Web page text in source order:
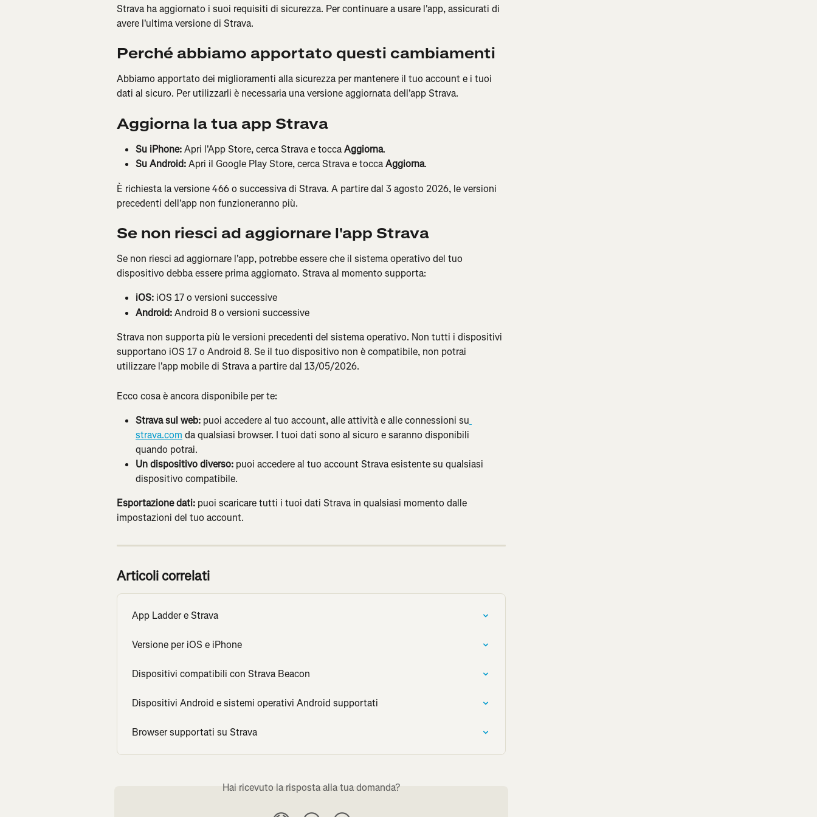
Strava ha aggiornato i suoi requisiti di sicurezza. Per continuare a usare l'app, assicurati di
avere l'ultima versione di Strava.
Perché abbiamo apportato questi cambiamenti
Abbiamo apportato dei miglioramenti alla sicurezza per mantenere il tuo account e i tuoi
dati al sicuro. Per utilizzarli è necessaria una versione aggiornata dell'app Strava.
Aggiorna la tua app Strava
Su iPhone: Apri l'App Store, cerca Strava e tocca Aggiorna.
Su Android: Apri il Google Play Store, cerca Strava e tocca Aggiorna.
È richiesta la versione 466 o successiva di Strava. A partire dal 3 agosto 2026, le versioni
precedenti dell'app non funzioneranno più.
Se non riesci ad aggiornare l'app Strava
Se non riesci ad aggiornare l'app, potrebbe essere che il sistema operativo del tuo
dispositivo debba essere prima aggiornato. Strava al momento supporta:
iOS: iOS 17 o versioni successive
Android: Android 8 o versioni successive
Strava non supporta più le versioni precedenti del sistema operativo. Non tutti i dispositivi
supportano iOS 17 o Android 8. Se il tuo dispositivo non è compatibile, non potrai
utilizzare l'app mobile di Strava a partire dal 13/05/2026.
Ecco cosa è ancora disponibile per te:
Strava sul web: puoi accedere al tuo account, alle attività e alle connessioni su
strava.com da qualsiasi browser. I tuoi dati sono al sicuro e saranno disponibili
quando potrai.
Un dispositivo diverso: puoi accedere al tuo account Strava esistente su qualsiasi
dispositivo compatibile.
Esportazione dati: puoi scaricare tutti i tuoi dati Strava in qualsiasi momento dalle
impostazioni del tuo account.
Articoli correlati
App Ladder e Strava
Versione per iOS e iPhone
Dispositivi compatibili con Strava Beacon
Dispositivi Android e sistemi operativi Android supportati
Browser supportati su Strava
Hai ricevuto la risposta alla tua domanda?